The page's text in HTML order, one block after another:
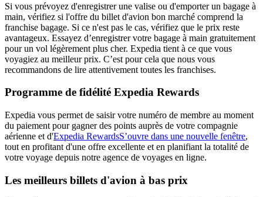
Si vous prévoyez d'enregistrer une valise ou d'emporter un bagage à
main, vérifiez si l'offre du billet d'avion bon marché comprend la
franchise bagage. Si ce n'est pas le cas, vérifiez que le prix reste
avantageux. Essayez d’enregistrer votre bagage à main gratuitement
pour un vol légèrement plus cher. Expedia tient à ce que vous
voyagiez au meilleur prix. C’est pour cela que nous vous
recommandons de lire attentivement toutes les franchises.
Programme de fidélité Expedia Rewards
Expedia vous permet de saisir votre numéro de membre au moment
du paiement pour gagner des points auprès de votre compagnie
aérienne et d'Expedia RewardsS’ouvre dans une nouvelle fenêtre,
tout en profitant d'une offre excellente et en planifiant la totalité de
votre voyage depuis notre agence de voyages en ligne.
Les meilleurs billets d'avion à bas prix